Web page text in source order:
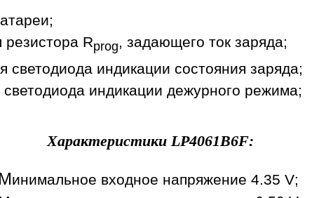
Rprog, задающего ток заряда;
индикации состояния заряда;
индикации дежурного режима;
Характеристики LP4061B6F:
Минимальное входное напряжение 4.35 V;